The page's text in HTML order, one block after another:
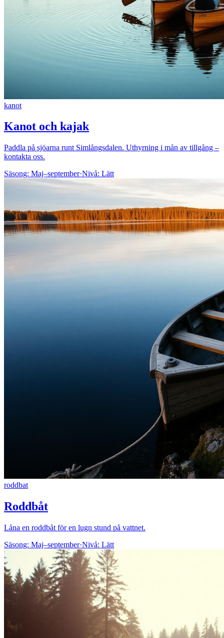
kanot
Kanot och kajak
Paddla på sjöarna runt Simlångsdalen. Uthyrning i mån av tillgång –
kontakta oss.
Säsong: Maj–september·Nivå: Lätt
roddbat
Roddbåt
Låna en roddbåt för en lugn stund på vattnet.
Säsong: Maj–september·Nivå: Lätt